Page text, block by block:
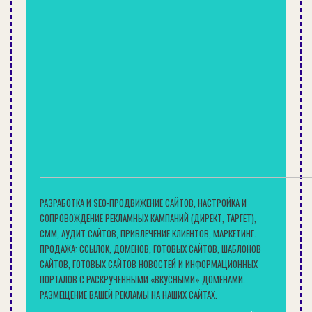
рисуем линию – это базовая полоса;
начертили, метр вниз;
(параллельно предыдущей) – это нулевой
уровень;
задаём нужную толщину стяжки – отступаем
вверх от нулевого уровня 3 см и наносим новую
линию;
по третьей полосе выставляем маяки.
РАЗРАБОТКА И SEO-ПРОДВИЖЕНИЕ САЙТОВ, НАСТРОЙКА И
СОПРОВОЖДЕНИЕ РЕКЛАМНЫХ КАМПАНИЙ (ДИРЕКТ, ТАРГЕТ),
СММ, АУДИТ САЙТОВ, ПРИВЛЕЧЕНИЕ КЛИЕНТОВ, МАРКЕТИНГ.
ПРОДАЖА: ССЫЛОК, ДОМЕНОВ, ГОТОВЫХ САЙТОВ, ШАБЛОНОВ
САЙТОВ, ГОТОВЫХ САЙТОВ НОВОСТЕЙ И ИНФОРМАЦИОННЫХ
ПОРТАЛОВ С РАСКРУЧЕННЫМИ «ВКУСНЫМИ» ДОМЕНАМИ.
РАЗМЕЩЕНИЕ ВАШЕЙ РЕКЛАМЫ НА НАШИХ САЙТАХ.